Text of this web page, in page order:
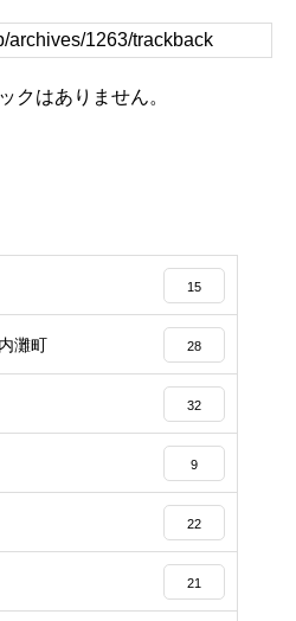
クはありません。
15
灘町 28
32
9
22
21